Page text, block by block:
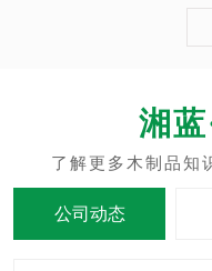
公司动态